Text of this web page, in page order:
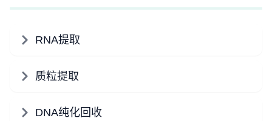
RNA提取
质粒提取
DNA纯化回收